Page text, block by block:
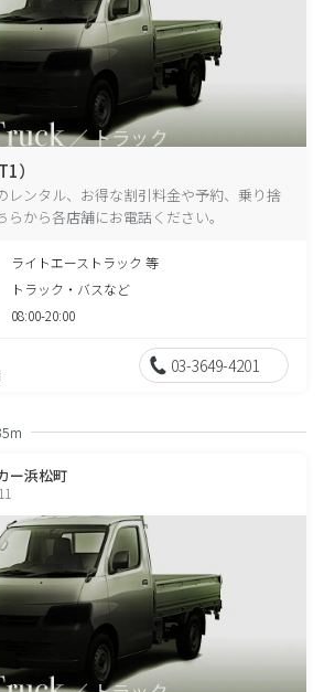
）
レンタル、お得な割引料金や予約、乗り捨
から各店舗にお電話ください。
ライトエーストラック 等
トラック・バスなど
08:00-20:00
03-3649-4201
ー浜松町